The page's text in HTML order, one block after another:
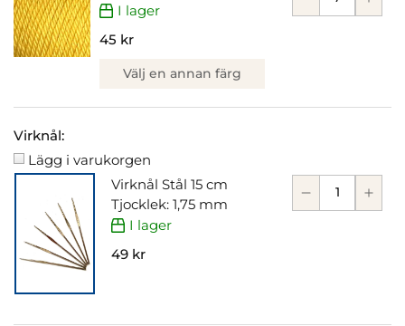
I lager
45 kr
Välj en annan färg
Virknål:
Lägg i varukorgen
Virknål Stål 15 cm
Tjocklek: 1,75 mm
I lager
49 kr